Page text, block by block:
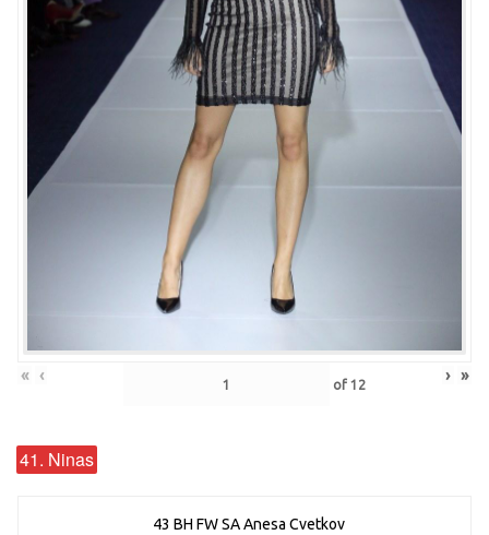
« ‹ of 12 › »
41. Ninas
43 BH FW SA Anesa Cvetkov